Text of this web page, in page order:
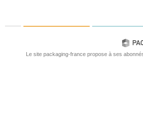
Le site packaging-france propose à ses